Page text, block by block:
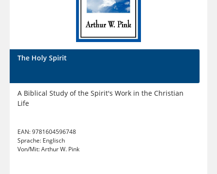
The Holy Spirit
A Biblical Study of the Spirit's Work in the Christian
Life
EAN:9781604596748
Sprache: Englisch
Von/Mit:Arthur W. Pink